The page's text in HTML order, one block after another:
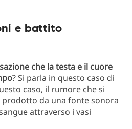
e battito
che la testa e il cuore
? Si parla in questo caso di
caso, il rumore che si
da una fonte sonora
attraverso i vasi